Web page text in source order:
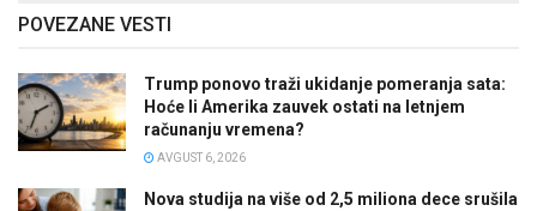
POVEZANE VESTI
Trump ponovo traži ukidanje pomeranja sata:
Hoće li Amerika zauvek ostati na letnjem
računanju vremena?
AVGUST 6, 2026
Nova studija na više od 2,5 miliona dece srušila